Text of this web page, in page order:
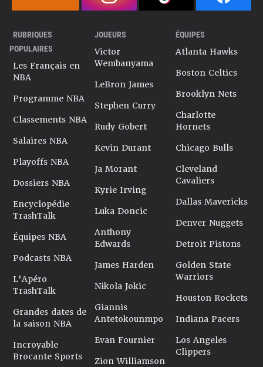
RUBRIQUES
POPULAIRES
Les Français en
NBA
Programme NBA
Classements NBA
Salaires NBA
Playoffs NBA
Dossiers NBA
Encyclopédie
TrashTalk
Équipes NBA
Podcasts NBA
L'Apéro
TrashTalk
Grandes dates de
la saison NBA
Incroyable
Brocante Sports
JOUEURS
Victor
Wembanyama
LeBron James
Stephen Curry
Rudy Gobert
Kevin Durant
Ja Morant
Kyrie Irving
Luka Doncic
Anthony
Edwards
James Harden
Nikola Jokic
Giannis
Antetokounmpo
Evan Fournier
Zion Williamson
ÉQUIPES
Atlanta Hawks
Boston Celtics
Brooklyn Nets
Charlotte
Hornets
Chicago Bulls
Cleveland
Cavaliers
Dallas Mavericks
Denver Nuggets
Detroit Pistons
Golden State
Warriors
Houston Rockets
Indiana Pacers
Los Angeles
Clippers